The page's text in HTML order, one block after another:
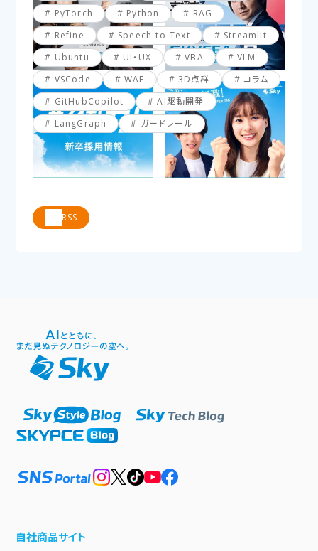
PyTorch
Python
RAG
Refine
Speech-to-Text
Streamlit
Ubuntu
UI・UX VBA
VLM
VSCode
WAF 3D点群
コラム
GitHubCopilot
AI駆動開発
LangGraph
ガードレール
RSS
自社商品サイト